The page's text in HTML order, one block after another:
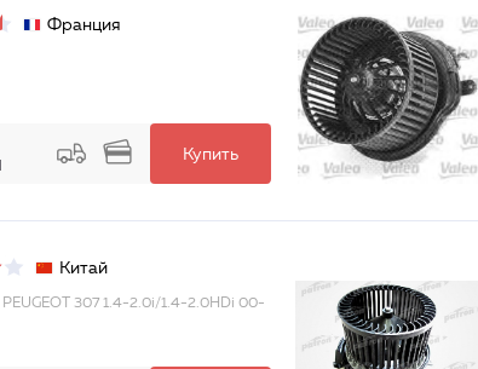
Франция
Купить
Китай
PEUGEOT 307 1.4-2.0i/1.4-2.0HDi 00-